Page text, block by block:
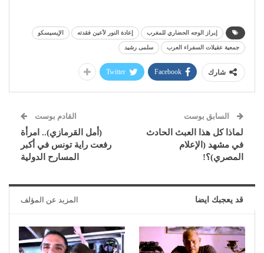
إبراز الوجه الحضاري للمغرب إعادة النور لأعين فقدته الإيسيسكو
جمعية عقيلات السفراء العرب سلمى رشيد
شارك Facebook
Twitter
السابق بوست
لماذا كل هذا العبث الحادث
في مشهد (الإعلام
المصري)؟!
القادم بوست
(أمل القرمازي).. امرأة
رفعت راية تونس في أكبر
المسارح الدولية
قد يعجبك ايضا المزيد عن المؤلف